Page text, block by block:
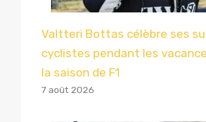
Valtteri Bottas célèbre ses
cyclistes pendant les
la saison de F1
7 août 2026